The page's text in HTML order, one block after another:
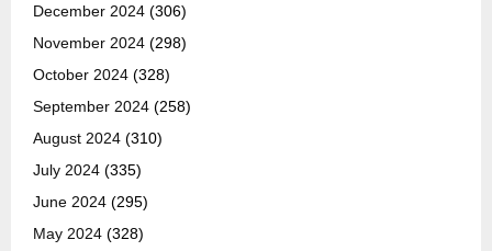
December 2024 (306)
November 2024 (298)
October 2024 (328)
September 2024 (258)
August 2024 (310)
July 2024 (335)
June 2024 (295)
May 2024 (328)